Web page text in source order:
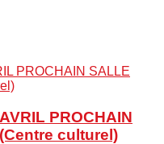
PROCHAIN
culturel)